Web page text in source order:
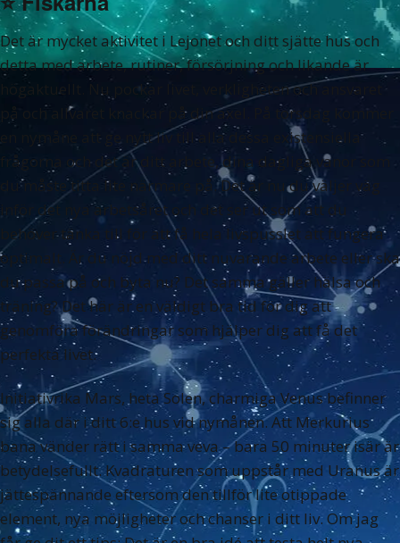
Det är mycket aktivitet i Lejonet och ditt sjätte hus och
detta med arbete, rutiner, försörjning och likande är
högaktuellt. Nu pockar livet, verkligheten och ansvaret
på och allvaret knackar på din axel. På torsdag kommer
en nymåne att ge nytt liv till alla dessa existensiella
frågorna och det är ditt arbete, dina dagliga vanor som
du måste titta lite närmare på. Det är nu du väljer väg
inför det nya arbetsåret och det ser ut som att du
behöver tänka till för att få hela livspusslet att fungera
optimalt. Är du nöjd med ditt nuvarande arbete eller ska
du passa på och byta nu? Det samma gäller hälsa och
träning? Det här är en väldigt bra tid för dig att
genomföra förändringar som hjälper dig att få det
perfekta livet.
Initiativrika Mars, heta Solen, charmiga Venus befinner
sig alla där i ditt 6:e hus vid nymånen. Att Merkurius
bana vänder rätt i samma veva – bara 50 minuter isär är
betydelsefullt. Kvadraturen som uppstår med Uranus är
jättespännande eftersom den tillför lite otippade
element, nya möjligheter och chanser i ditt liv. Om jag